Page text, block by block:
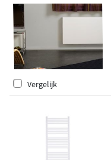
Vergelijk